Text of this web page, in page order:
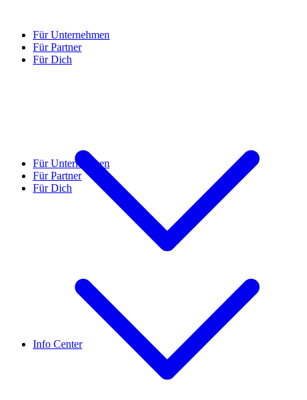
Für Unternehmen
Für Partner
Für Dich
Info Center
Für Unternehmen
Für Partner
Für Dich